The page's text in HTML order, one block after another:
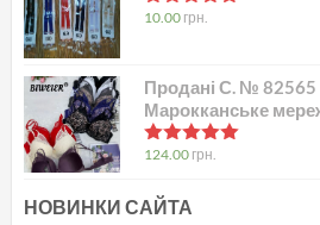
в 5.00 з 5
10.00 грн.
Продані С. № 82565
Марокканське
в 5.00з 5
124.00 грн.
НОВИНКИ САЙТА